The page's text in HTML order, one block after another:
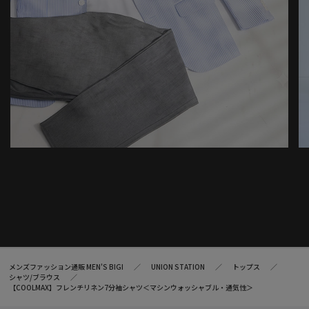
メンズファッション通販 MEN'S BIGI UNION STATION
トップス
シャツ/ブラウス
【COOLMAX】フレンチリネン7分袖シャツ＜マシンウォッシャブル・通気性＞